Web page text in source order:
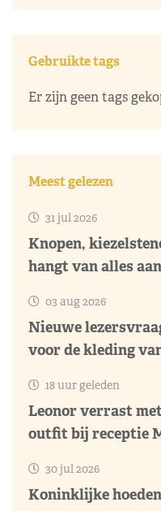
Gebruikte tags
Er zijn geen tags
Meest gelezen
31 jul 2026
Knopen,
hangt van alles
03 aug 2026
Nieuwe
voor de kleding
18 uur geleden
Leonor verrast
outfit bij receptie
30 jul 2026
Koninklijke